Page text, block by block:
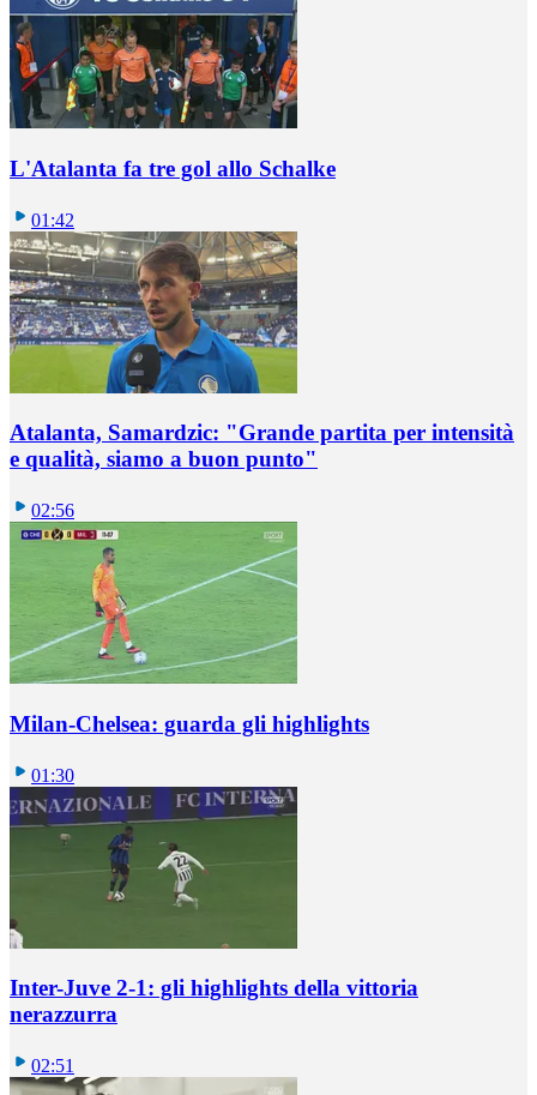
L'Atalanta fa tre gol allo Schalke
01:42
Atalanta, Samardzic: "Grande partita per intensità
e qualità, siamo a buon punto"
02:56
Milan-Chelsea: guarda gli highlights
01:30
Inter-Juve 2-1: gli highlights della vittoria
nerazzurra
02:51